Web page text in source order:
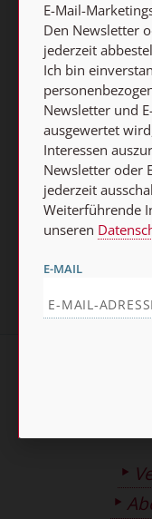
meine Interessen
Newsletter oder E-
ausschalten.
Weiterführende
E-MAIL
E-Mail-
Den Newsletter
jederzeit
Ich bin
Newsletter und
ausgewertet
Interessen
Newsletter oder
jederzeit
Weiterführende
unseren
E-MAIL